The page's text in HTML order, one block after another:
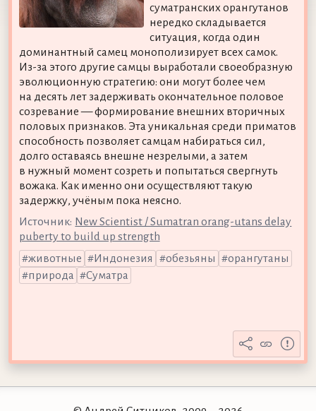
суматранских орангутанов
нередко складывается
ситуация, когда один
доминантный самец монополизирует всех самок.
Из-за этого другие самцы выработали своеобразную
эволюционную стратегию: они могут более чем
на десять лет задерживать окончательное половое
созревание — формирование внешних вторичных
половых признаков. Эта уникальная среди приматов
способность позволяет самцам набираться сил,
долго оставаясь внешне незрелыми, а затем
в нужный момент созреть и попытаться свергнуть
вожака. Как именно они осуществляют такую
задержку, учёным пока неясно.
Источник: New Scientist / Sumatran orang-utans delay
puberty to build up strength
животные
Индонезия обезьяны
орангутаны
природа
Суматра